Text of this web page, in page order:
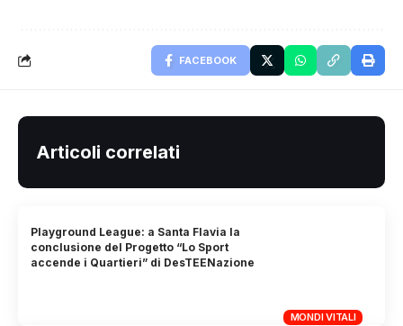
FACEBOOK
Articoli correlati
MONDI VITALI
Playground League: a Santa Flavia la
conclusione del Progetto “Lo Sport
accende i Quartieri” di DesTEENazione